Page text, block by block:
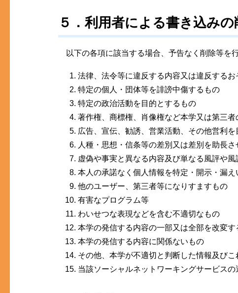
５．利用者による書き込みの
以下の各項に該当する場合、予告なく削除等を
法律、法令等に違反する内容又は違反する
特定の個人・団体等を誹謗中傷するもの
特定の政治活動を目的とするもの
著作権、商標権、肖像権など本学又は第三
広告、宣伝、勧誘、営業活動、その他営利
人種・思想・信条等の差別又は差別を助長
虚偽や事実と異なる内容及び単なる風評や
本人の承諾なく個人情報を特定・開示・漏
他のユーザー、第三者等になりすますもの
有害なプログラム等
わいせつな表現などを含む不適切なもの
本学の発信する内容の一部又は全部を改変す
本学の発信する内容に関係ないもの
その他、本学が不適切と判断した情報及び
当該ソーシャルネットワーキングサービス